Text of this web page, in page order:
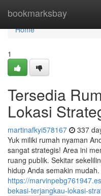
bookmarksbay
Home
Home
1
Tersedia
Lokasi
martinafkyi578167 337
Yuk miliki rumah nyaman
sangat strategis! Area ini
ruang publik. Sekitar
hidup Anda semakin
https://
bekasi-terjangkau-lokasi-